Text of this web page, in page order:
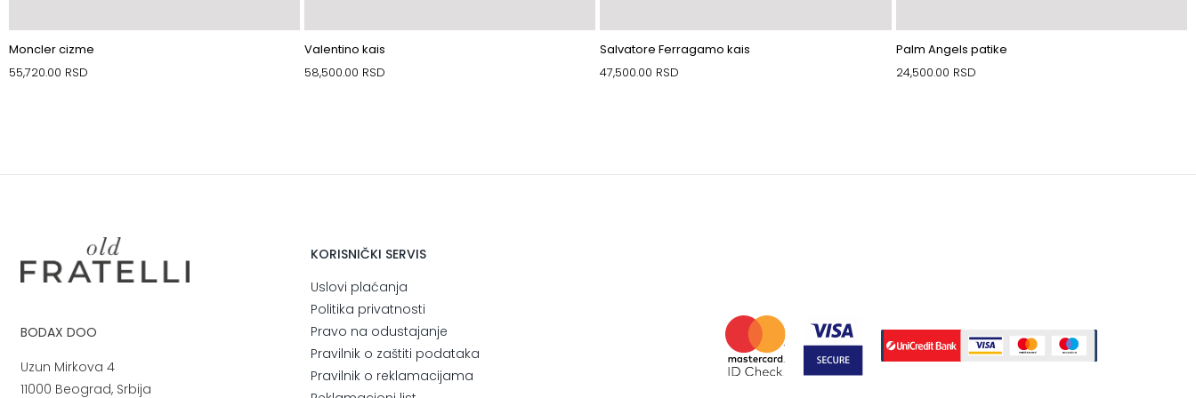
Moncler cizme
55,720.00 RSD
Valentino kais
58,500.00 RSD
Salvatore Ferragamo kais
47,500.00 RSD
Palm Angels patike
24,500.00 RSD
BODAX DOO
Uzun Mirkova 4
11000 Beograd, Srbija
KORISNIČKI SERVIS
Uslovi plaćanja
Politika privatnosti
Pravo na odustajanje
Pravilnik o zaštiti podataka
Pravilnik o reklamacijama